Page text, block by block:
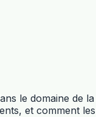
le domaine
et comment